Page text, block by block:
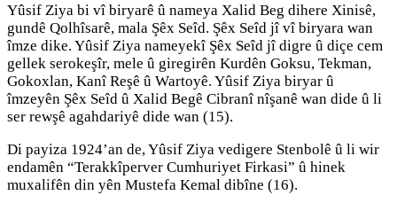
Yûsif Ziya bi vî biryarê û nameya Xalid Beg dihere Xinisê,
gundê Qolhîsarê, mala Şêx Seîd. Şêx Seîd jî vî biryara wan
îmze dike. Yûsif Ziya nameyekî Şêx Seîd jî digre û diçe cem
gellek serokeşîr, mele û giregirên Kurdên Goksu, Tekman,
Gokoxlan, Kanî Reşê û Wartoyê. Yûsif Ziya biryar û
îmzeyên Şêx Seîd û Xalid Begê Cibranî nîşanê wan dide û li
ser rewşê agahdariyê dide wan (15).
Di payiza 1924’an de, Yûsif Ziya vedigere Stenbolê û li wir
endamên “Terakkîperver Cumhuriyet Firkasi” û hinek
muxalifên din yên Mustefa Kemal dibîne (16).